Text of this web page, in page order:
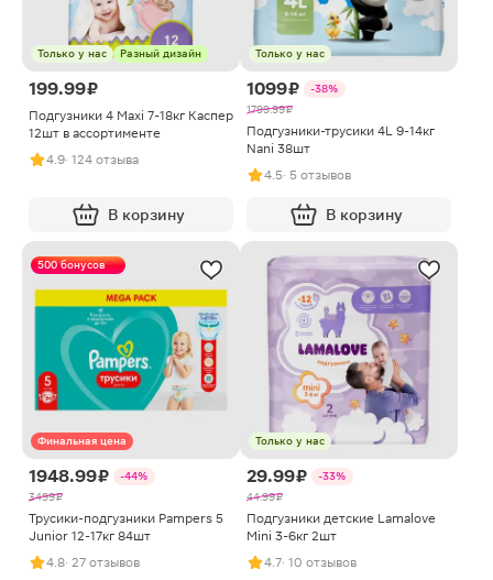
Только у нас Разный дизайн
199.99 ₽
Подгузники 4 Maxi 7-18кг Каспер
12шт в ассортименте
4.9· 124 отзыва
В корзину
Только у нас
1099 ₽
-38%
1799.99 ₽
Подгузники-трусики 4L 9-14кг
Nani 38шт
4.5· 5 отзывов
В корзину
500 бонусов
Финальная цена
1948.99 ₽
-44%
3499 ₽
Трусики-подгузники Pampers 5
Junior 12-17кг 84шт
4.8· 27 отзывов
Только у нас
29.99 ₽
-33%
44.99 ₽
Подгузники детские Lamalove
Mini 3-6кг 2шт
4.7· 10 отзывов